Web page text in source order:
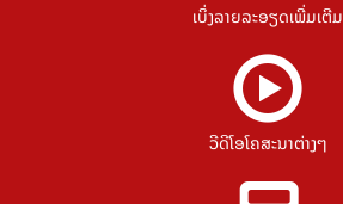
ເບິ່ງລາຍລະອຽດເພີ່ມເຕີມ
ວີດີໂອໂຄສະນາຕ່າງໆ